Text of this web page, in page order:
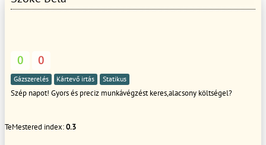
0 0
Gázszerelés Kártevő irtás Statikus
Szép napot! Gyors és preciz munkávégzést keres,alacsony költségel?
TeMestered index:0.3